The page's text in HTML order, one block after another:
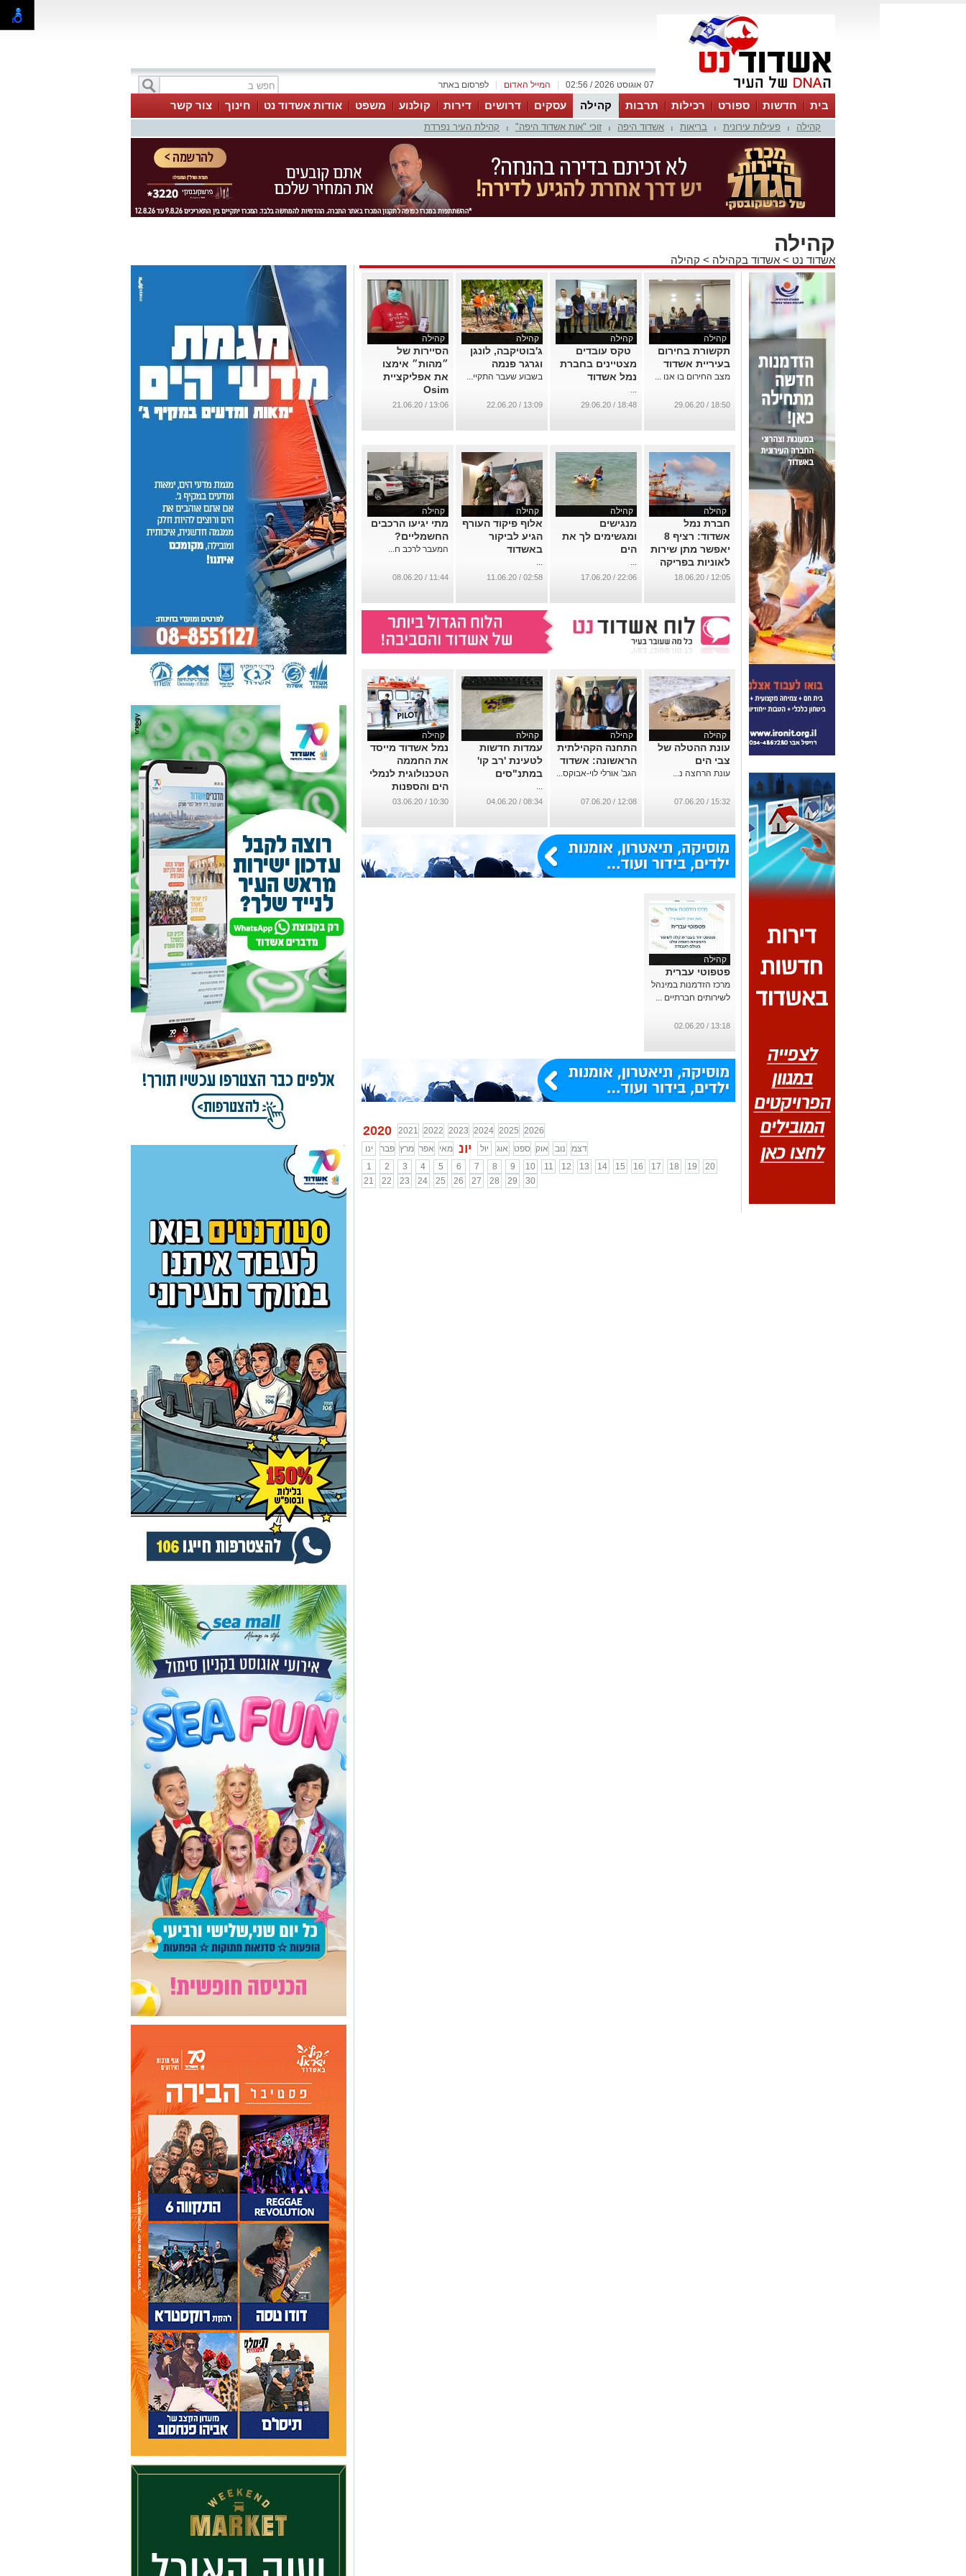
לפרסום באתר המייל האדום 07 אוגוסט 2026 / 02:56
בית חדשות ספורט רכילות תרבות קהילה עסקים דרושים דירות קולנוע משפט אודות אשדוד נט חינוך צור קשר
קהילה פעילות עירונית בריאות אשדוד היפה זוכי "אות אשדוד היפה" קהילת העיר נפרדת
קהילה
אשדוד נט > אשדוד בקהילה > קהילה
קהילה
תקשורת בחירום
בעיריית אשדוד
מצב החירום בו אנו ...
18:50 / 29.06.20
קהילה
טקס עובדים
מצטיינים בחברת
נמל אשדוד
...
18:48 / 29.06.20
קהילה
ג'בוטיקבה, לונגן
וגרגר פנמה
בשבוע שעבר התקיי...
13:09 / 22.06.20
קהילה
הסיירות של
״מהות״ אימצו
את אפליקציית
Osim
...
13:06 / 21.06.20
קהילה
חברת נמל
אשדוד: רציף 8
יאפשר מתן שירות
לאוניות בפריקה
עצמית
12:05 / 18.06.20
קהילה
מנגישים
ומגשימים לך את
הים
...
22:06 / 17.06.20
קהילה
אלוף פיקוד העורף
הגיע לביקור
באשדוד
...
02:58 / 11.06.20
קהילה
מתי יגיעו הרכבים
החשמליים?
המעבר לרכב ח...
11:44 / 08.06.20
קהילה
עונת ההטלה של
צבי הים
עונת הרחצה נ...
15:32 / 07.06.20
קהילה
התחנה הקהילתית
הראשונה: אשדוד
הגב' אורלי לוי-אבוקס...
12:08 / 07.06.20
קהילה
עמדות חדשות
לטעינת 'רב קו'
במתנ"סים
...
08:34 / 04.06.20
קהילה
נמל אשדוד מייסד
את החממה
הטכנולוגית לנמלי
הים והספנות
...
10:30 / 03.06.20
קהילה
פטפוטי עברית
מרכז הזדמנות במינהל
לשירותים חברתיים ...
13:18 / 02.06.20
2020 2021 2022 2023 2024 2025 2026
ינו
פבר מרץ אפר מאי יונ יול אוג ספט אוק נוב
דצמ
1
2 3 4 5 6 7 8 9 10 11 12 13 14 15 16 17 18 19
20
21
22 23 24 25 26 27 28 29 30